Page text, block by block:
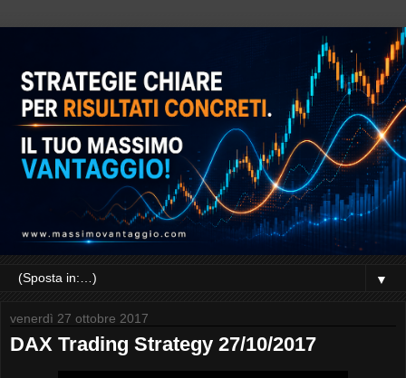
▼
venerdì 27 ottobre 2017
DAX Trading Strategy 27/10/2017